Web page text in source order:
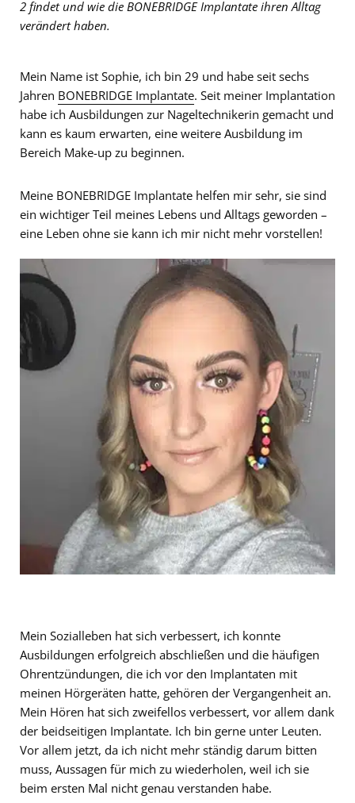
2 findet und wie die BONEBRIDGE Implantate ihren Alltag
verändert haben.
Mein Name ist Sophie, ich bin 29 und habe seit sechs
Jahren BONEBRIDGE Implantate. Seit meiner Implantation
habe ich Ausbildungen zur Nageltechnikerin gemacht und
kann es kaum erwarten, eine weitere Ausbildung im
Bereich Make-up zu beginnen.
Meine BONEBRIDGE Implantate helfen mir sehr, sie sind
ein wichtiger Teil meines Lebens und Alltags geworden –
eine Leben ohne sie kann ich mir nicht mehr vorstellen!
Mein Sozialleben hat sich verbessert, ich konnte
Ausbildungen erfolgreich abschließen und die häufigen
Ohrentzündungen, die ich vor den Implantaten mit
meinen Hörgeräten hatte, gehören der Vergangenheit an.
Mein Hören hat sich zweifellos verbessert, vor allem dank
der beidseitigen Implantate. Ich bin gerne unter Leuten.
Vor allem jetzt, da ich nicht mehr ständig darum bitten
muss, Aussagen für mich zu wiederholen, weil ich sie
beim ersten Mal nicht genau verstanden habe.